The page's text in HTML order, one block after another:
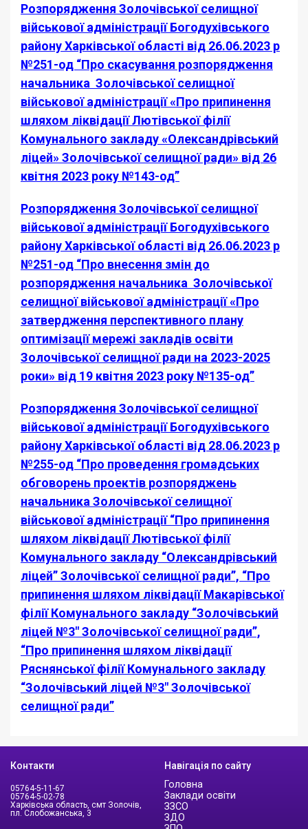
Розпорядження Золочівської селищної
військової адміністрації Богодухівського
району Харківської області від 26.06.2023 р
№251-од “Про скасування розпорядження
начальника Золочівської селищної
військової адміністрації «Про припинення
шляхом ліквідації Лютівської філії
Комунального закладу «Олександрівський
ліцей» Золочівської селищної ради» від 26
квітня 2023 року №143-од”
Розпорядження Золочівської селищної
військової адміністрації Богодухівського
району Харківської області від 26.06.2023 р
№251-од “Про внесення змін до
розпорядження начальника Золочівської
селищної військової адміністрації «Про
затвердження перспективного плану
оптимізації мережі закладів освіти
Золочівської селищної ради на 2023-2025
роки» від 19 квітня 2023 року №135-од”
Розпорядження Золочівської селищної
військової адміністрації Богодухівського
району Харківської області від 28.06.2023 р
№255-од “Про проведення громадських
обговорень проектів розпоряджень
начальника Золочівської селищної
військової адміністрації “Про припинення
шляхом ліквідації Лютівської філії
Комунального закладу “Олександрівський
ліцей” Золочівської селищної ради”, “Про
припинення шляхом ліквідації Макарівської
філії Комунального закладу “Золочівський
ліцей №3″ Золочівської селищної ради”,
“Про припинення шляхом ліквідації
Ряснянської філії Комунального закладу
“Золочівський ліцей №3″ Золочівської
селищної ради”
Навігація по сайту
Головна
Заклади освіти
ЗЗСО
ЗДО
Контакти
05764-5-11-67
05764-5-02-78
Харківська область, смт Золочів,
пл. Слобожанська, 3